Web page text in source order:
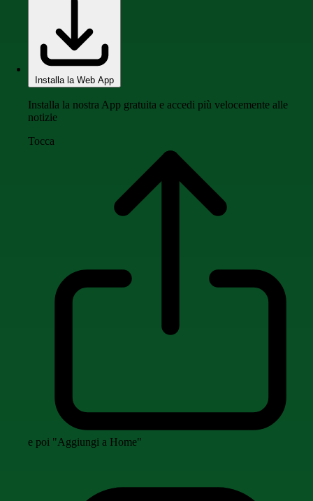
Installa la Web App
Installa la nostra App gratuita e accedi più velocemente alle
notizie
Tocca
e poi "Aggiungi a Home"